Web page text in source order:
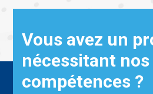
Vous avez un
nécessitant nos
compétences ?